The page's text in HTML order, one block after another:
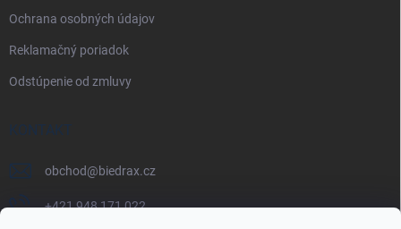
Ochrana osobných údajov
Reklamačný poriadok
Odstúpenie od zmluvy
KONTAKT
obchod@biedrax.cz
+421 948 171 022